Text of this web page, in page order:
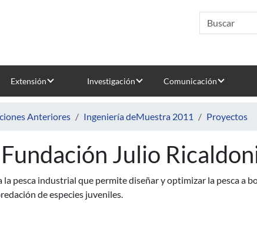
Extensión Investigación Comunicación
Anteriores Ingeniería deMuestra 2011 Proyectos
Julio
pesca industrial que permite diseñar y optimizar la pesca a
de especies juveniles.